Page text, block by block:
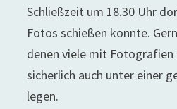
Schließzeit um 18.30 Uhr
Fotos schießen konnte.
denen viele mit
sicherlich auch unter einer
legen.